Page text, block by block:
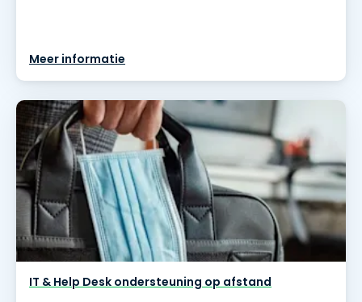
Meer informatie
IT & Help Desk ondersteuning op afstand